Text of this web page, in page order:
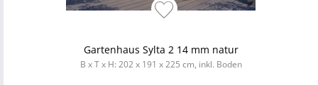
Gartenhaus Sylta 2 14 mm natur
B x T x H: 202 x 191 x 225 cm, inkl. Boden